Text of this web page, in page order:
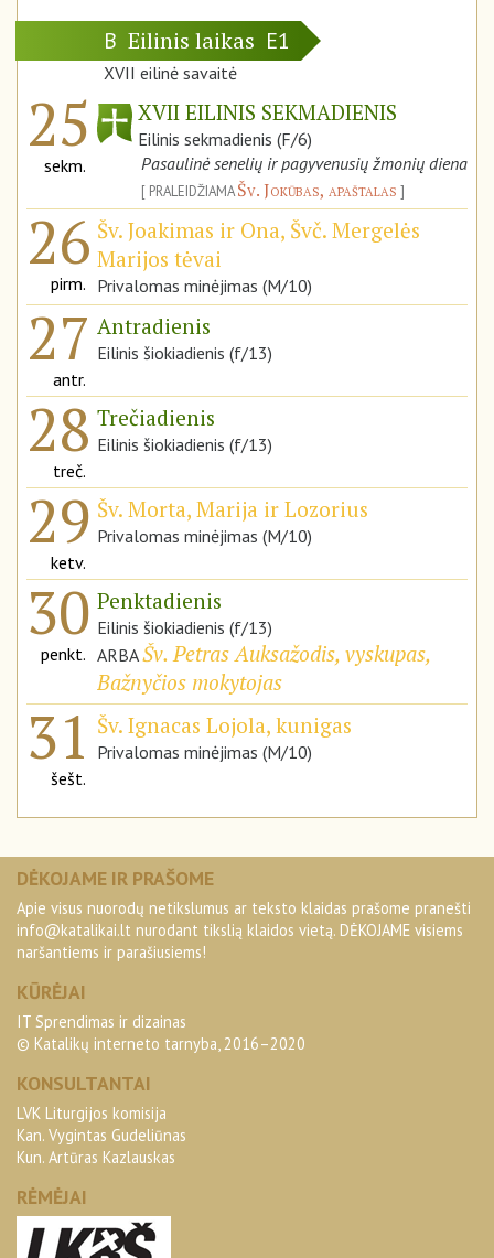
B Eilinis laikas E1
XVII eilinė savaitė
25
sekm.
XVII EILINIS SEKMADIENIS
Eilinis sekmadienis (F/6)
Pasaulinė senelių ir pagyvenusių žmonių diena
PRALEIDŽIAMAŠv. Jokūbas, apaštalas
26
pirm.
Šv. Joakimas ir Ona, Švč. Mergelės
Marijos tėvai
Privalomas minėjimas (M/10)
27
antr.
Antradienis
Eilinis šiokiadienis (f/13)
28
treč.
Trečiadienis
Eilinis šiokiadienis (f/13)
29
ketv.
Šv. Morta, Marija ir Lozorius
Privalomas minėjimas (M/10)
30
penkt.
Penktadienis
Eilinis šiokiadienis (f/13)
ARBAŠv. Petras Auksažodis, vyskupas,
Bažnyčios mokytojas
31
šešt.
Šv. Ignacas Lojola, kunigas
Privalomas minėjimas (M/10)
DĖKOJAME IR PRAŠOME
Apie visus nuorodų netikslumus ar teksto klaidas prašome pranešti
info@katalikai.lt nurodant tikslią klaidos vietą. DĖKOJAME visiems
naršantiems ir parašiusiems!
KŪRĖJAI
IT Sprendimas ir dizainas
© Katalikų interneto tarnyba, 2016–2020
KONSULTANTAI
LVK Liturgijos komisija
Kan. Vygintas Gudeliūnas
Kun. Artūras Kazlauskas
RĖMĖJAI